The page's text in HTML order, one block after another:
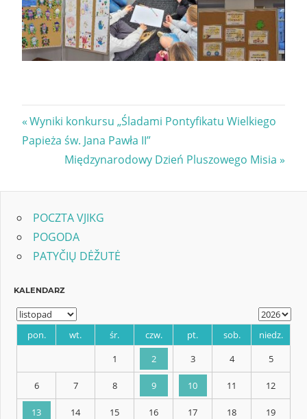
Nawigacja
wpisu
Previous
Post:
Wyniki konkursu „Śladami Pontyfikatu Wielkiego
Papieża św. Jana Pawła II”
Next
Międzynarodowy Dzień Pluszowego Misia
POCZTA VJIKG
POGODA
PATYČIŲ DĖŽUTĖ